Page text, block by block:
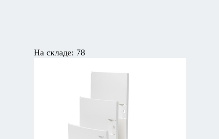
На складе: 78